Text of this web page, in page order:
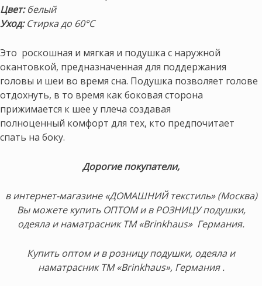
Цвет:белый
Уход:Стирка до 60°С
Это роскошная и мягкая и подушка с наружной
окантовкой, предназначенная для поддержания
головы и шеи во время сна. Подушка позволяет голове
отдохнуть, в то время как боковая сторона
прижимается к шее у плеча создавая
полноценный комфорт для тех, кто предпочитает
спать на боку.
Дорогие покупатели,
в интернет-магазине «ДОМАШНИЙ текстиль» (Москва)
Вы можете купить ОПТОМ и в РОЗНИЦУ подушки,
одеяла и наматрасник ТМ «Brinkhaus» Германия.
Купить оптом и в розницу подушки, одеяла и
наматрасник ТМ «Brinkhaus», Германия .